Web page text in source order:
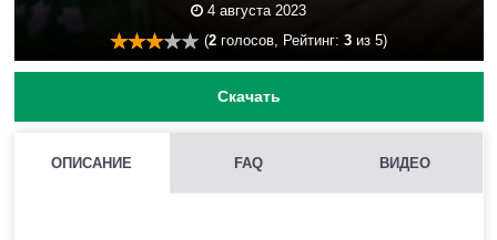
4 августа 2023
(2 голосов, Рейтинг: 3 из 5)
Скачать
ОПИСАНИЕ FAQ ВИДЕО